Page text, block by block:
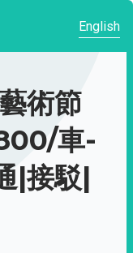
English
術節
車-
|接駁|